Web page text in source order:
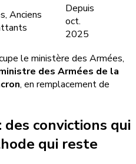
Anciens
Depuis
oct.
2025
le ministère des Armées,
des Armées de la
, en remplacement de
convictions qui
qui reste